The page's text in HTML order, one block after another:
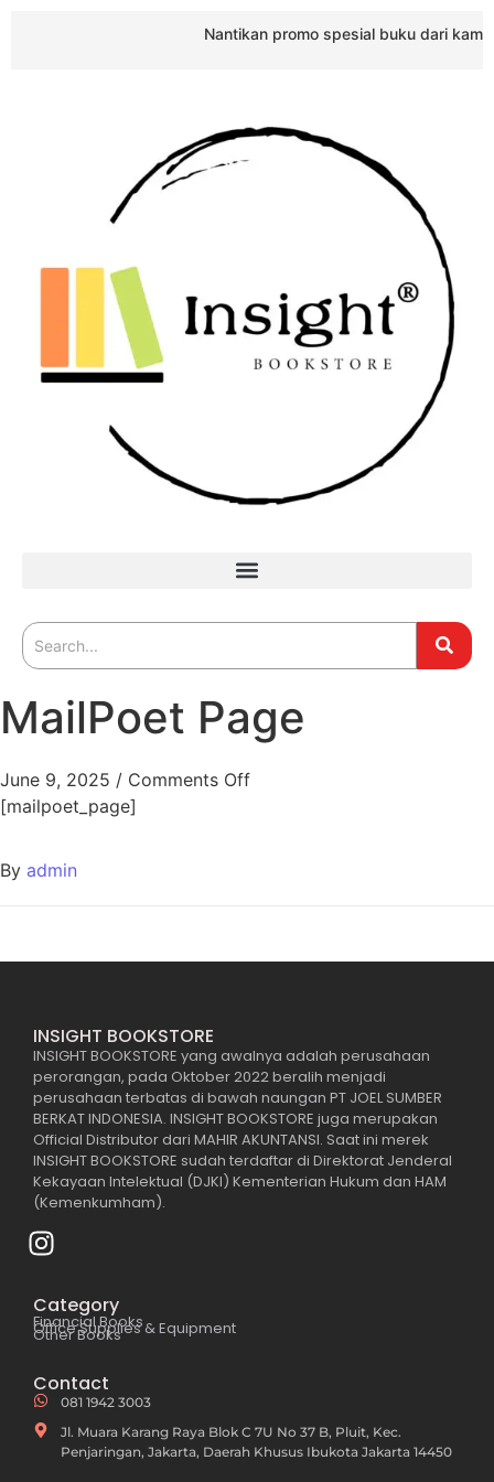
Nantikan promo spesial buku dari kami!
MailPoet Page
June 9, 2025 / Comments Off
[mailpoet_page]
By admin
INSIGHT BOOKSTORE
INSIGHT BOOKSTORE yang awalnya adalah perusahaan
perorangan, pada Oktober 2022 beralih menjadi
perusahaan terbatas di bawah naungan PT JOEL SUMBER
BERKAT INDONESIA. INSIGHT BOOKSTORE juga merupakan
Official Distributor dari MAHIR AKUNTANSI. Saat ini merek
INSIGHT BOOKSTORE sudah terdaftar di Direktorat Jenderal
Kekayaan Intelektual (DJKI) Kementerian Hukum dan HAM
(Kemenkumham).
Category
Financial Books
Office Supplies & Equipment
Other Books
Contact
081 1942 3003
Jl. Muara Karang Raya Blok C 7U No 37 B, Pluit, Kec.
Penjaringan, Jakarta, Daerah Khusus Ibukota Jakarta 14450